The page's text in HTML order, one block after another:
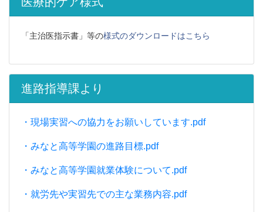
「主治医指示書」等の様式のダウンロードはこちら
進路指導課より
・現場実習への協力をお願いしています.pdf
・みなと高等学園の進路目標.pdf
・みなと高等学園就業体験について.pdf
・就労先や実習先での主な業務内容.pdf